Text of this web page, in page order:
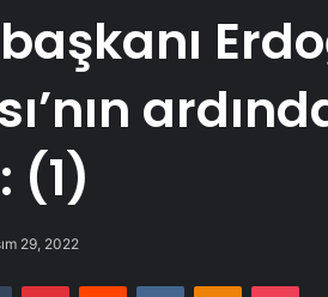
(1)
29, 2022
Tumblr PinterestReddit VKontakte